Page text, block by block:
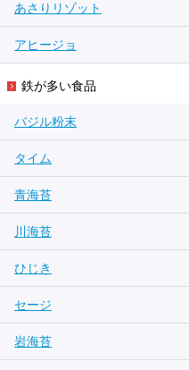
あさりリゾット
アヒージョ
鉄が多い食品
バジル粉末
タイム
青海苔
川海苔
ひじき
セージ
岩海苔